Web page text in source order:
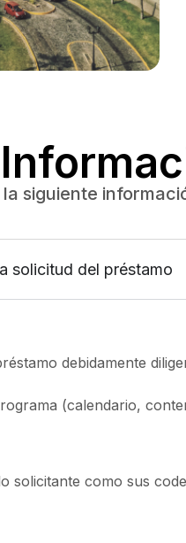
la siguiente
solicitud del préstamo
debidamente
(calendario,
solicitante como sus